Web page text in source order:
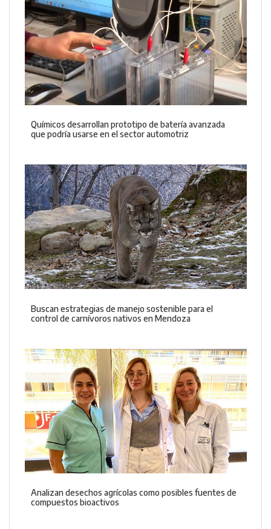
Químicos desarrollan prototipo de batería avanzada
que podría usarse en el sector automotriz
Buscan estrategias de manejo sostenible para el
control de carnívoros nativos en Mendoza
Analizan desechos agrícolas como posibles fuentes de
compuestos bioactivos